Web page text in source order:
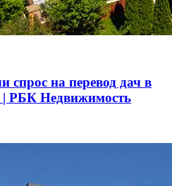
спрос на перевод дач в
| РБК Недвижимость